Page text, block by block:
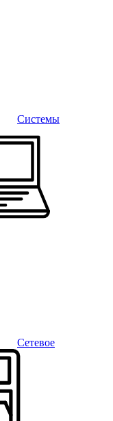
Системы
Сетевое